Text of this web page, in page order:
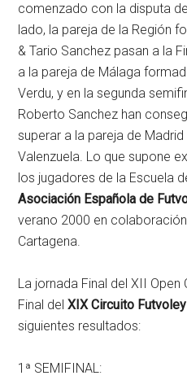
comenzado con la disputa
lado, la pareja de la Región
& Tario Sanchez pasan a la
a la pareja de Málaga
Verdu, y en la segunda
Roberto Sanchez han
superar a la pareja de
Valenzuela. Lo que supone
los jugadores de la Escuela
Asociación Española de
verano 2000 en
Cartagena.
La jornada Final del XII
Final delXIX Circuito
siguientes resultados:
1ª SEMIFINAL: